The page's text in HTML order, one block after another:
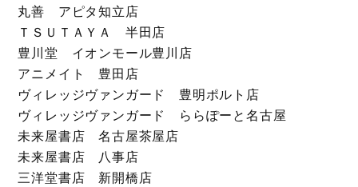
丸善 アピタ知立店
ＴＳＵＴＡＹＡ 半田店
豊川堂 イオンモール豊川店
アニメイト 豊田店
ヴィレッジヴァンガード 豊明ポルト店
ヴィレッジヴァンガード ららぽーと名古屋
未来屋書店 名古屋茶屋店
未来屋書店 八事店
三洋堂書店 新開橋店